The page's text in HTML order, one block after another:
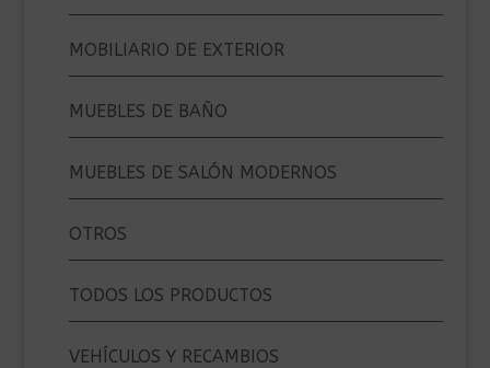
MOBILIARIO DE EXTERIOR
MUEBLES DE BAÑO
MUEBLES DE SALÓN MODERNOS
OTROS
TODOS LOS PRODUCTOS
VEHÍCULOS Y RECAMBIOS